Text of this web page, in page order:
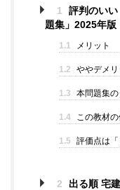
1
評判のい
題集」2025年版
1.1 メリット
1.2 ややデメリ
1.3 本問題集
1.4 この教材
1.5 評価点は
2
出る順 宅